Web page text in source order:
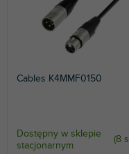
Cables K4MMF0150
Dostępny w sklepie
stacjonarnym
(8